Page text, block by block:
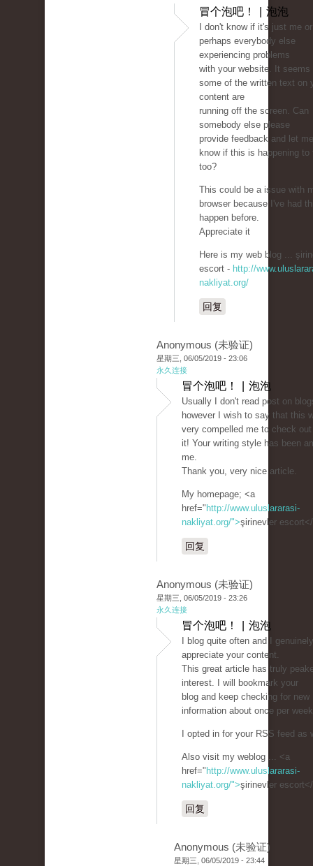
冒个泡吧！ | 泡泡
I don't know if it's just me
perhaps everybody else
experiencing problems
with your website. It seems
some of the written text on
content are
running off the screen. Can
somebody else please
provide feedback and let me
know if this is happening to
too?
This could be a issue with
browser because I've had
happen before.
Appreciate it
Here is my web blog ...
escort - http://
nakliyat.org/
回复
Anonymous (未验证)
星期三, 06/05/2019 - 23:06
永久连接
冒个泡吧！ | 泡泡
Usually I don't read post on
however I wish to say that this
very compelled me to check
it! Your writing style has been
me.
Thank you, very nice article.
My homepage; <a
href=" http://www.uluslararasi-
nakliyat.org/">şirinevler
回复
Anonymous (未验证)
星期三, 06/05/2019 - 23:26
永久连接
冒个泡吧！ | 泡泡
I blog quite often and I genuinely
appreciate your content.
This great article has truly
interest. I will bookmark your
blog and keep checking for new
information about once per
I opted in for your RSS feed as
Also visit my weblog ... <a
href=" http://www.uluslararasi-
nakliyat.org/">şirinevler
回复
Anonymous (未验证)
星期三, 06/05/2019 - 23:44